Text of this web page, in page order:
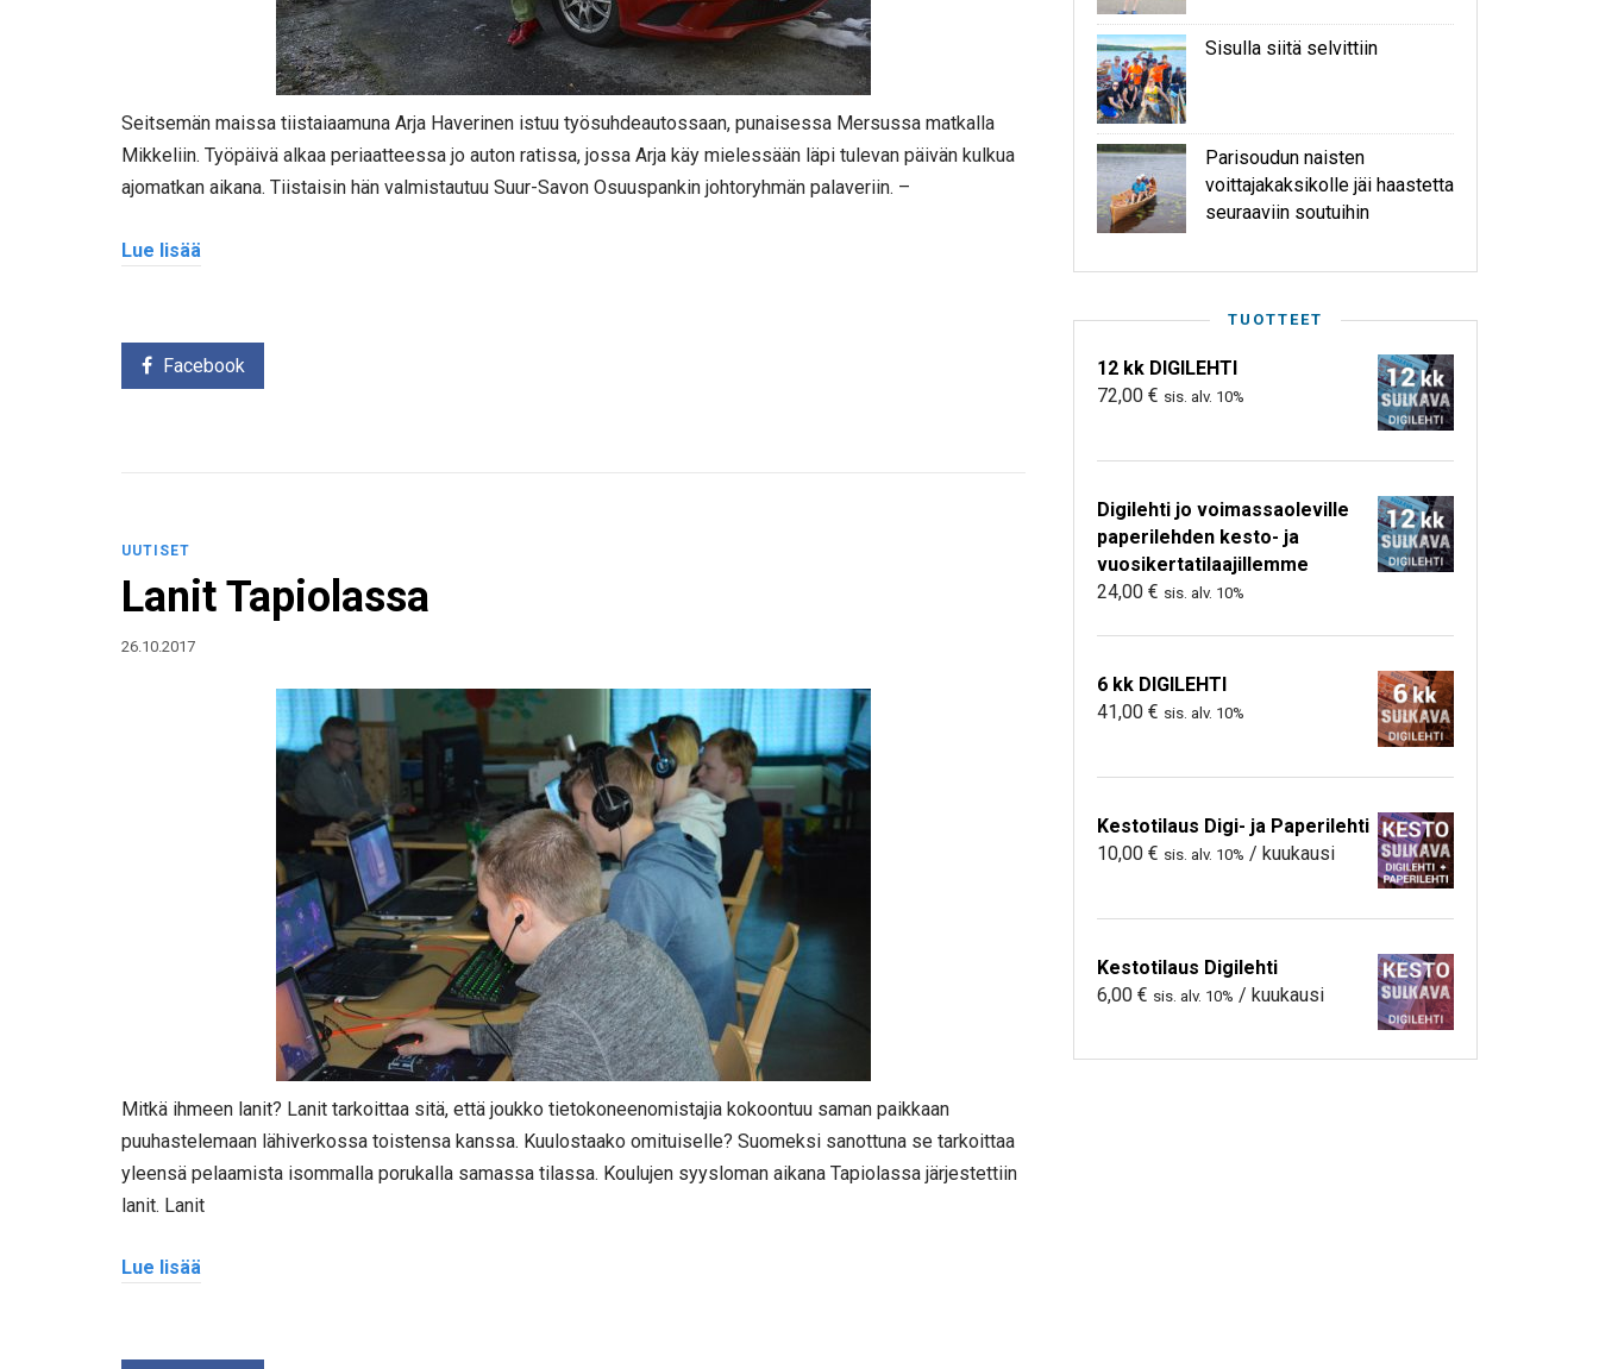
Seitsemän maissa tiistaiaamuna Arja Haverinen istuu työsuhdeautossaan, punaisessa Mersussa matkalla
Mikkeliin. Työpäivä alkaa periaatteessa jo auton ratissa, jossa Arja käy mielessään läpi tulevan päivän kulkua
ajomatkan aikana. Tiistaisin hän valmistautuu Suur-Savon Osuuspankin johtoryhmän palaveriin. –
Lue lisää
Facebook
UUTISET
Lanit Tapiolassa
26.10.2017
Mitkä ihmeen lanit? Lanit tarkoittaa sitä, että joukko tietokoneenomistajia kokoontuu saman paikkaan
puuhastelemaan lähiverkossa toistensa kanssa. Kuulostaako omituiselle? Suomeksi sanottuna se tarkoittaa
yleensä pelaamista isommalla porukalla samassa tilassa. Koulujen syysloman aikana Tapiolassa järjestettiin
lanit. Lanit
Lue lisää
Sisulla siitä selvittiin
Parisoudun naisten
voittajakaksikolle jäi haastetta
seuraaviin soutuihin
TUOTTEET
12 kk DIGILEHTI
72,00 € sis. alv. 10%
Digilehti jo voimassaoleville
paperilehden kesto- ja
vuosikertatilaajillemme
24,00 € sis. alv. 10%
6 kk DIGILEHTI
41,00 € sis. alv. 10%
Kestotilaus Digi- ja Paperilehti
10,00 € sis. alv. 10% / kuukausi
Kestotilaus Digilehti
6,00 € sis. alv. 10% / kuukausi